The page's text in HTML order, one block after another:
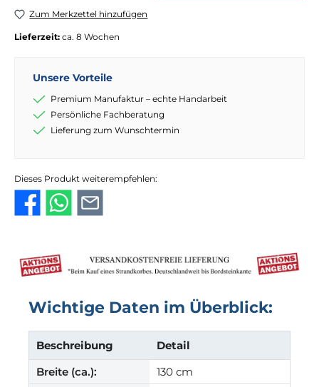
Zum Merkzettel hinzufügen
Lieferzeit: ca. 8 Wochen
Unsere Vorteile
Premium Manufaktur – echte Handarbeit
Persönliche Fachberatung
Lieferung zum Wunschtermin
Dieses Produkt weiterempfehlen:
Wichtige Daten im Überblick:
Beschreibung
Detail
Breite (ca.):
130 cm